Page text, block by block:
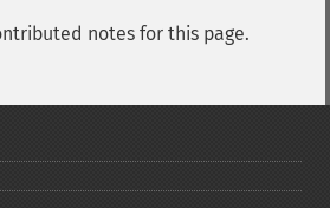
notes for this page.